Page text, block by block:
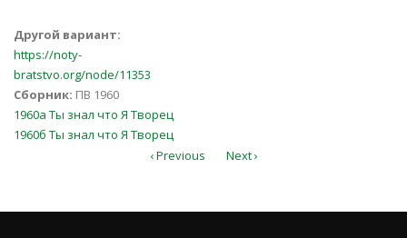
Другой вариант:
https://noty-
bratstvo.org/node/11353
Сборник: ПВ 1960
1960а Ты знал что Я Творец
1960б Ты знал что Я Творец
‹ Previous
Next ›